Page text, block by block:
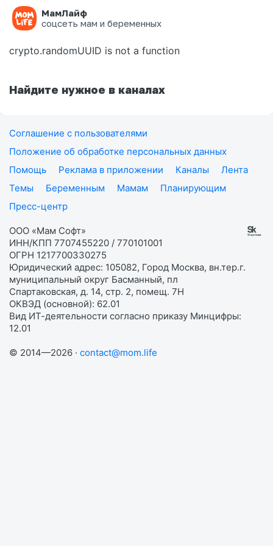
МамЛайф
соцсеть мам и беременных
Ошибка на странице
crypto.randomUUID is not a function
Найдите нужное в каналах
Соглашение с пользователями
Положение об обработке персональных данных
Помощь
Реклама в приложении Каналы
Лента
Темы
Беременным Мамам
Планирующим
Пресс-центр
ООО «Мам Софт»
ИНН/КПП 7707455220 / 770101001
ОГРН 1217700330275
Юридический адрес: 105082, Город Москва, вн.тер.г.
муниципальный округ Басманный, пл
Спартаковская, д. 14, стр. 2, помещ. 7Н
ОКВЭД (основной): 62.01
Вид ИТ-деятельности согласно приказу Минцифры:
12.01
© 2014—2026 · contact@mom.life